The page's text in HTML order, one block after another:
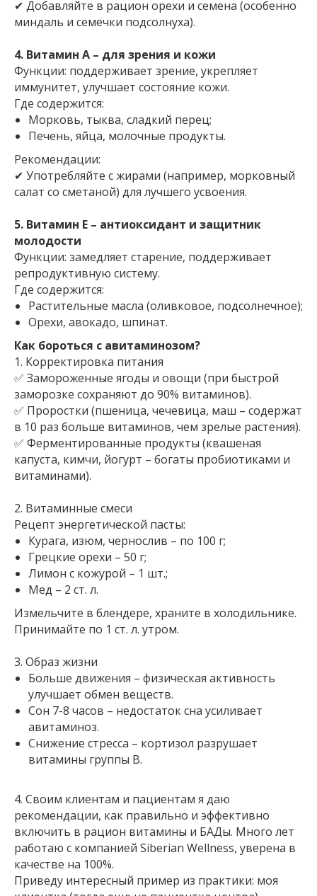
✔ Добавляйте в рацион орехи и семена (особенно
миндаль и семечки подсолнуха).
4. Витамин А – для зрения и кожи
Функции: поддерживает зрение, укрепляет
иммунитет, улучшает состояние кожи.
Где содержится:
Морковь, тыква, сладкий перец;
Печень, яйца, молочные продукты.
Рекомендации:
✔ Употребляйте с жирами (например, морковный
салат со сметаной) для лучшего усвоения.
5. Витамин Е – антиоксидант и защитник
молодости
Функции: замедляет старение, поддерживает
репродуктивную систему.
Где содержится:
Растительные масла (оливковое, подсолнечное);
Орехи, авокадо, шпинат.
Как бороться с авитаминозом?
1. Корректировка питания
✅ Замороженные ягоды и овощи (при быстрой
заморозке сохраняют до 90% витаминов).
✅ Проростки (пшеница, чечевица, маш – содержат
в 10 раз больше витаминов, чем зрелые растения).
✅ Ферментированные продукты (квашеная
капуста, кимчи, йогурт – богаты пробиотиками и
витаминами).
2. Витаминные смеси
Рецепт энергетической пасты:
Курага, изюм, чернослив – по 100 г;
Грецкие орехи – 50 г;
Лимон с кожурой – 1 шт.;
Мед – 2 ст. л.
Измельчите в блендере, храните в холодильнике.
Принимайте по 1 ст. л. утром.
3. Образ жизни
Больше движения – физическая активность
улучшает обмен веществ.
Сон 7-8 часов – недостаток сна усиливает
авитаминоз.
Снижение стресса – кортизол разрушает
витамины группы В.
4. Своим клиентам и пациентам я даю
рекомендации, как правильно и эффективно
включить в рацион витамины и БАДы. Много лет
работаю с компанией Siberian Wellness, уверена в
качестве на 100%.
Приведу интересный пример из практики: моя